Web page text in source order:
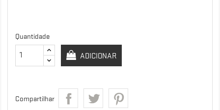
Quantidade
ADICIONAR
Compartilhar